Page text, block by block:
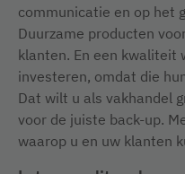
communicatie en op het
Duurzame producten
klanten. En een kwaliteit
investeren, omdat die
Dat wilt u als vakhandel
voor de juiste back-up.
waarop u en uw klanten